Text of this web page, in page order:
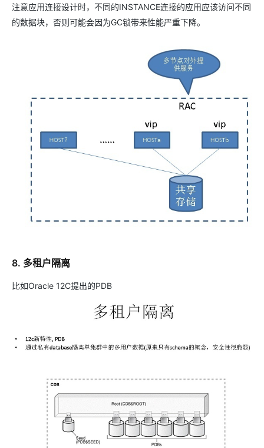
注意应用连接设计时，不同的INSTANCE连接的应用应该访问不同
的数据块，否则可能会因为GC锁带来性能严重下降。
8. 多租户隔离
比如Oracle 12C提出的PDB